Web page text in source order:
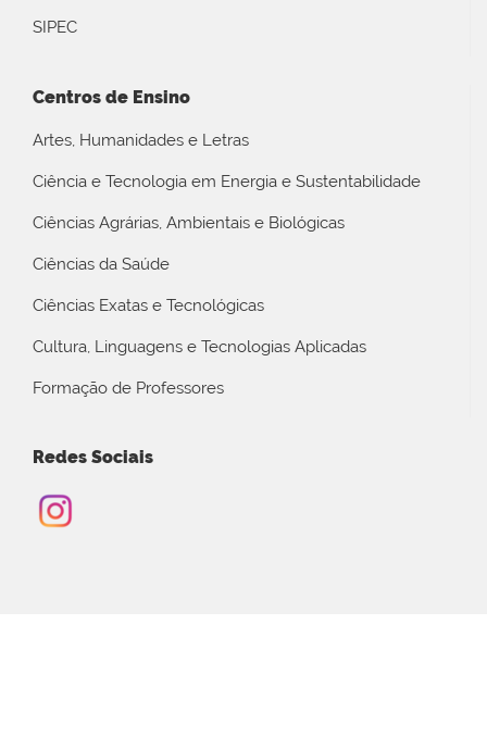
SIPEC
Centros de Ensino
Artes, Humanidades e Letras
Ciência e Tecnologia em Energia e Sustentabilidade
Ciências Agrárias, Ambientais e Biológicas
Ciências da Saúde
Ciências Exatas e Tecnológicas
Cultura, Linguagens e Tecnologias Aplicadas
Formação de Professores
Redes Sociais